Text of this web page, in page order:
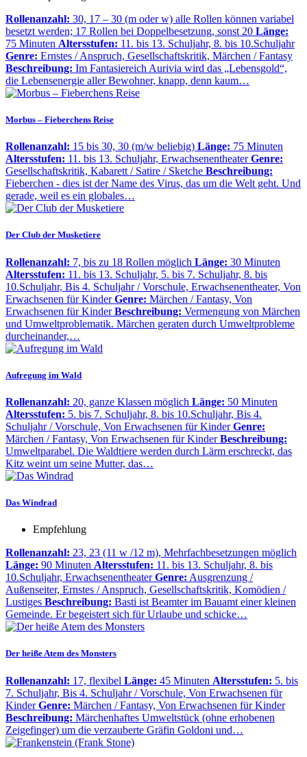
Rollenanzahl: 30, 17 – 30 (m oder w) alle Rollen können variabel
besetzt werden; 17 Rollen bei Doppelbesetzung, sonst 20 Länge:
75 Minuten Altersstufen: 11. bis 13. Schuljahr, 8. bis 10.Schuljahr
Genre: Ernstes / Anspruch, Gesellschaftskritik, Märchen / Fantasy
Beschreibung: Im Fantasiereich Aurivia wird das „Lebensgold“,
die Lebensenergie aller Bewohner, knapp, denn kaum…
Morbus – Fieberchens Reise
Rollenanzahl: 15 bis 30, 30 (m/w beliebig) Länge: 75 Minuten
Altersstufen: 11. bis 13. Schuljahr, Erwachsenentheater Genre:
Gesellschaftskritik, Kabarett / Satire / Sketche Beschreibung:
Fieberchen - dies ist der Name des Virus, das um die Welt geht. Und
gerade, weil es ein globales…
Der Club der Musketiere
Rollenanzahl: 7, bis zu 18 Rollen möglich Länge: 30 Minuten
Altersstufen: 11. bis 13. Schuljahr, 5. bis 7. Schuljahr, 8. bis
10.Schuljahr, Bis 4. Schuljahr / Vorschule, Erwachsenentheater, Von
Erwachsenen für Kinder Genre: Märchen / Fantasy, Von
Erwachsenen für Kinder Beschreibung: Vermengung von Märchen
und Umweltproblematik. Märchen geraten durch Umweltprobleme
durcheinander,…
Aufregung im Wald
Rollenanzahl: 20, ganze Klassen möglich Länge: 50 Minuten
Altersstufen: 5. bis 7. Schuljahr, 8. bis 10.Schuljahr, Bis 4.
Schuljahr / Vorschule, Von Erwachsenen für Kinder Genre:
Märchen / Fantasy, Von Erwachsenen für Kinder Beschreibung:
Umweltparabel. Die Waldtiere werden durch Lärm erschreckt, das
Kitz weint um seine Mutter, das…
Das Windrad
Empfehlung
Rollenanzahl: 23, 23 (11 w /12 m), Mehrfachbesetzungen möglich
Länge: 90 Minuten Altersstufen: 11. bis 13. Schuljahr, 8. bis
10.Schuljahr, Erwachsenentheater Genre: Ausgrenzung /
Außenseiter, Ernstes / Anspruch, Gesellschaftskritik, Komödien /
Lustiges Beschreibung: Basti ist Beamter im Bauamt einer kleinen
Gemeinde. Er begeistert sich für Urlaube und schicke…
Der heiße Atem des Monsters
Rollenanzahl: 17, flexibel Länge: 45 Minuten Altersstufen: 5. bis
7. Schuljahr, Bis 4. Schuljahr / Vorschule, Von Erwachsenen für
Kinder Genre: Märchen / Fantasy, Von Erwachsenen für Kinder
Beschreibung: Märchenhaftes Umweltstück (ohne erhobenen
Zeigefinger) um die verzauberte Gräfin Goldoni und…